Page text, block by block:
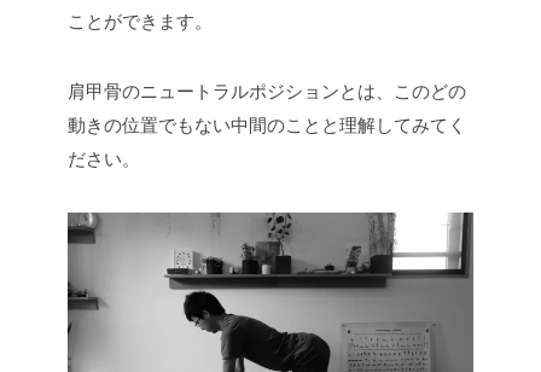
ことができます。
肩甲骨のニュートラルポジションとは、このどの
動きの位置でもない中間のことと理解してみてく
ださい。